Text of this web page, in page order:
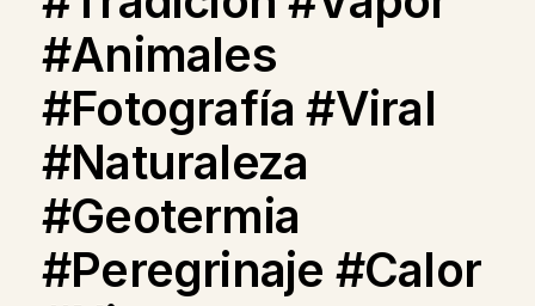
#Animales
#Fotografía #Viral
#Naturaleza
#Geotermia
#Peregrinaje #Calor